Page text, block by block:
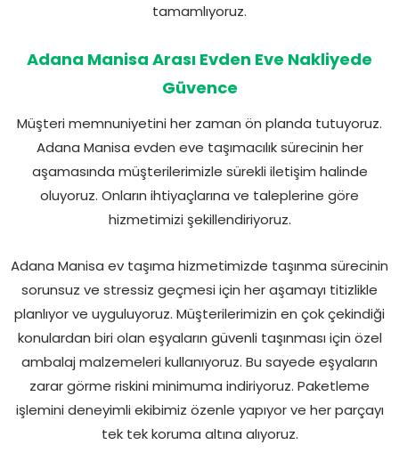
tamamlıyoruz.
Adana Manisa Arası Evden Eve Nakliyede
Güvence
Müşteri memnuniyetini her zaman ön planda tutuyoruz.
Adana Manisa evden eve taşımacılık sürecinin her
aşamasında müşterilerimizle sürekli iletişim halinde
oluyoruz. Onların ihtiyaçlarına ve taleplerine göre
hizmetimizi şekillendiriyoruz.
Adana Manisa ev taşıma hizmetimizde taşınma sürecinin
sorunsuz ve stressiz geçmesi için her aşamayı titizlikle
planlıyor ve uyguluyoruz. Müşterilerimizin en çok çekindiği
konulardan biri olan eşyaların güvenli taşınması için özel
ambalaj malzemeleri kullanıyoruz. Bu sayede eşyaların
zarar görme riskini minimuma indiriyoruz. Paketleme
işlemini deneyimli ekibimiz özenle yapıyor ve her parçayı
tek tek koruma altına alıyoruz.